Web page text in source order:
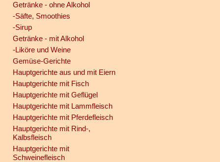
Getränke - ohne Alkohol
-Säfte, Smoothies
-Sirup
Getränke - mit Alkohol
-Liköre und Weine
Gemüse-Gerichte
Hauptgerichte aus und mit Eiern
Hauptgerichte mit Fisch
Hauptgerichte mit Geflügel
Hauptgerichte mit Lammfleisch
Hauptgerichte mit Pferdefleisch
Hauptgerichte mit Rind-,
Kalbsfleisch
Hauptgerichte mit
Schweinefleisch